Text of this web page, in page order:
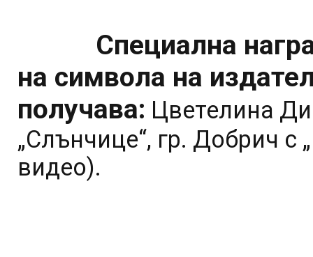
Специална
на символа на
получава: Цветелина
„Слънчице“, гр. Добрич
видео).